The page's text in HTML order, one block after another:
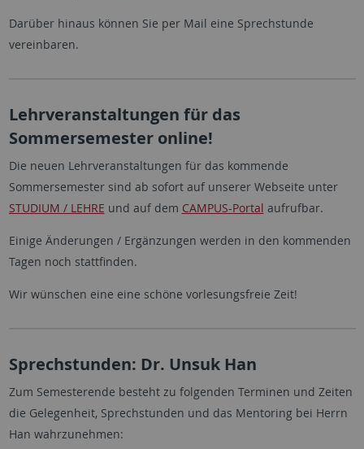
Darüber hinaus können Sie per Mail eine Sprechstunde
vereinbaren.
Lehrveranstaltungen für das
Sommersemester online!
Die neuen Lehrveranstaltungen für das kommende
Sommersemester sind ab sofort auf unserer Webseite unter
STUDIUM / LEHRE und auf dem CAMPUS-Portal aufrufbar.
Einige Änderungen / Ergänzungen werden in den kommenden
Tagen noch stattfinden.
Wir wünschen eine eine schöne vorlesungsfreie Zeit!
Sprechstunden: Dr. Unsuk Han
Zum Semesterende besteht zu folgenden Terminen und Zeiten
die Gelegenheit, Sprechstunden und das Mentoring bei Herrn
Han wahrzunehmen: